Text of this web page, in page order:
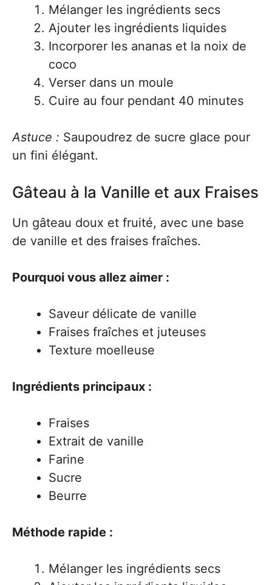
Mélanger les ingrédients secs
Ajouter les ingrédients liquides
Incorporer les ananas et la noix de
coco
Verser dans un moule
Cuire au four pendant 40 minutes
Astuce : Saupoudrez de sucre glace pour
un fini élégant.
Gâteau à la Vanille et aux Fraises
Un gâteau doux et fruité, avec une base
de vanille et des fraises fraîches.
Pourquoi vous allez aimer :
Saveur délicate de vanille
Fraises fraîches et juteuses
Texture moelleuse
Ingrédients principaux :
Fraises
Extrait de vanille
Farine
Sucre
Beurre
Méthode rapide :
Mélanger les ingrédients secs